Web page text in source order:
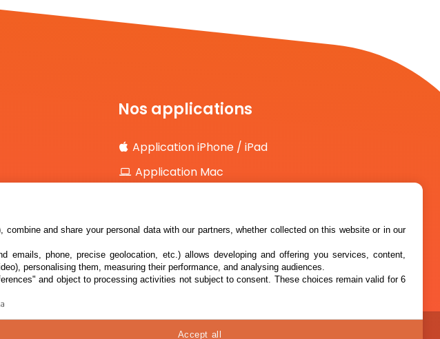
Nos applications
Application iPhone / iPad
Application Mac
and share your personal data with our partners, whether collected on this website or in our
emails, phone, precise geolocation, etc.) allows developing and offering you services, content,
personalising them, measuring their performance, and analysing audiences.
and object to processing activities not subject to consent. These choices remain valid for 6
Accept all